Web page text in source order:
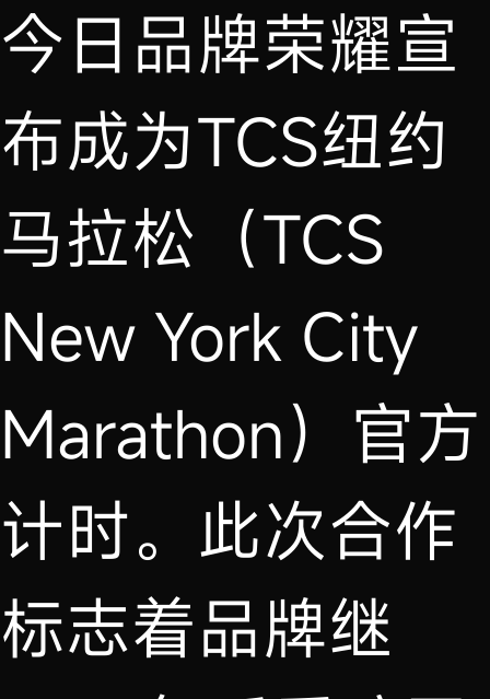
今日品牌荣耀宣
布成为TCS纽约
马拉松（TCS
New York City
Marathon）官方
计时。此次合作
标志着品牌继